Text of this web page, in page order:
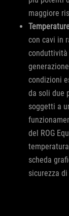
maggiore
con cavi in
conduttività
condizioni
da soli due
soggetti a
del ROG
scheda
sicurezza di